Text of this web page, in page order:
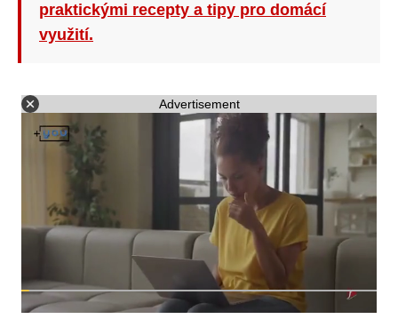
praktickými recepty a tipy pro domácí
využití.
Advertisement